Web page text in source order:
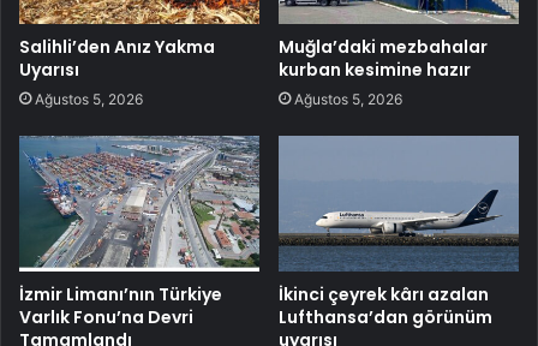
Salihli’den Anız Yakma
Uyarısı
Ağustos 5, 2026
Muğla’daki mezbahalar
kurban kesimine hazır
Ağustos 5, 2026
İzmir Limanı’nın Türkiye
Varlık Fonu’na Devri
Tamamlandı
İkinci çeyrek kârı azalan
Lufthansa’dan görünüm
uyarısı